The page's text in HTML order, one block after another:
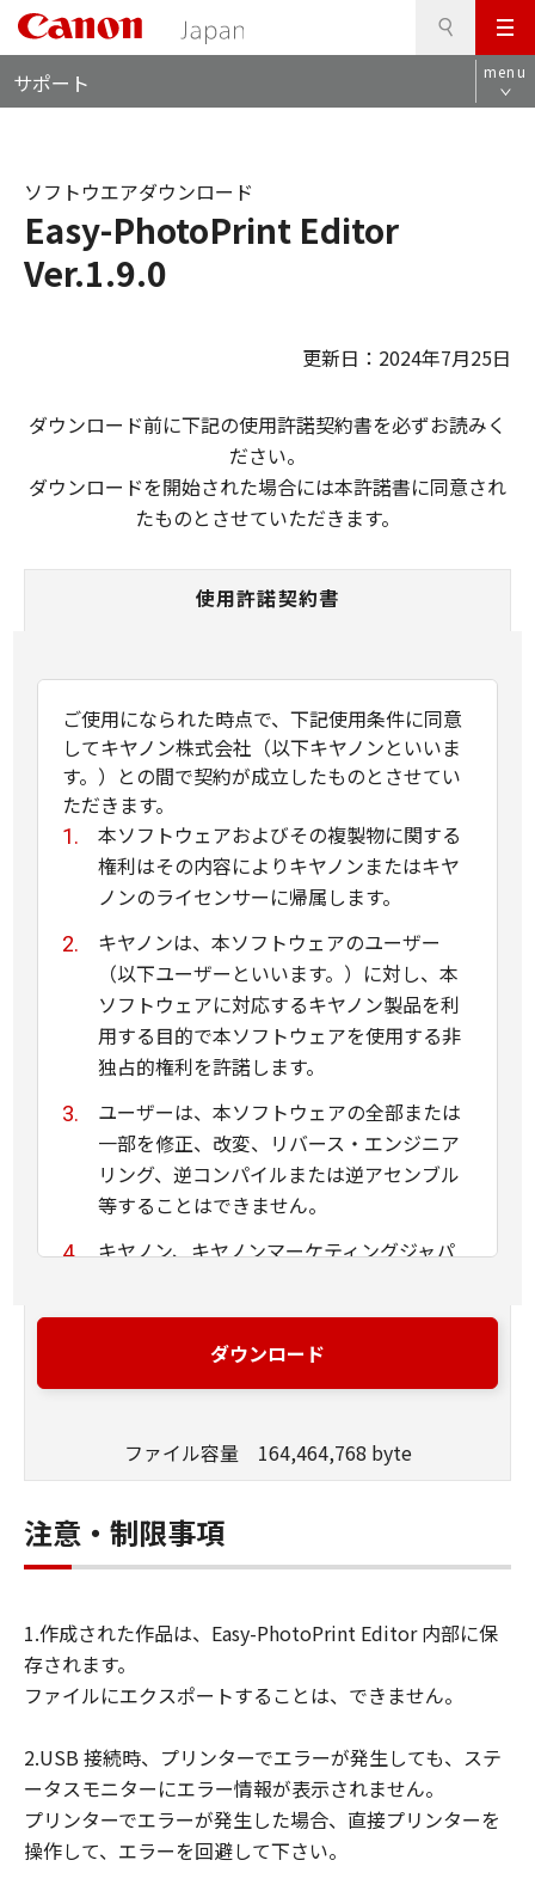
メ
ニ
ュ
サポート menu
Easy-PhotoPrint Editor
Ver.1.9.0
ソフトウエアダウンロード
更新日：2024年7月25日
ダウンロード前に下記の使用許諾契約書を必ずお読みく
ださい。
ダウンロードを開始された場合には本許諾書に同意され
たものとさせていただきます。
使用許諾契約書
ご使用になられた時点で、下記使用条件に同意
してキヤノン株式会社（以下キヤノンといいま
す。）との間で契約が成立したものとさせてい
ただきます。
本ソフトウェアおよびその複製物に関する
権利はその内容によりキヤノンまたはキヤ
ノンのライセンサーに帰属します。
キヤノンは、本ソフトウェアのユーザー
（以下ユーザーといいます。）に対し、本
ソフトウェアに対応するキヤノン製品を利
用する目的で本ソフトウェアを使用する非
独占的権利を許諾します。
ユーザーは、本ソフトウェアの全部または
一部を修正、改変、リバース・エンジニア
リング、逆コンパイルまたは逆アセンブル
等することはできません。
キヤノン、キヤノンマーケティングジャパ
は、本ソフトウェアがユーザーの特定の目
的のために適当であること、もしくは有用
ていかなる保証もいたしません。
キヤノン、キヤノンマーケティングジャパ
ン株式会社およびキヤノンのライセンサー
は、本ソフトウェアの使用に付随または関
連して生ずる直接的または間接的な損失、
一切の責任を負いません。
ユーザーは、日本国政府または該当国の政
府より必要な許可等を得ることなしに、本
ソフトウェアの全部または一部を、直接ま
たは間接に輸出してはなりません。
ダウンロード
ファイル容量 164,464,768 byte
注意・制限事項
1.作成された作品は、Easy-PhotoPrint Editor 内部に保
存されます。
ファイルにエクスポートすることは、できません。
2.USB 接続時、プリンターでエラーが発生しても、ステ
ータスモニターにエラー情報が表示されません。
プリンターでエラーが発生した場合、直接プリンターを
操作して、エラーを回避して下さい。